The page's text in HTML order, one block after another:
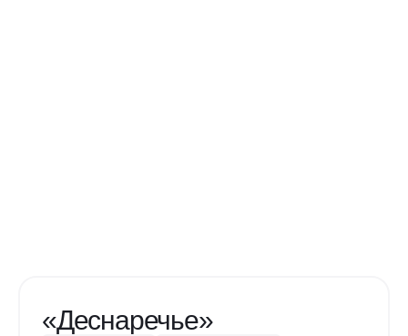
«Деснаречье»